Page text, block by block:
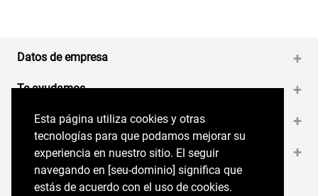
Esta página utiliza cookies y otras
tecnologías para que podamos mejorar su
experiencia en nuestro sitio. El seguir
navegando en perryellis.cl significa que estás
de acuerdo con el uso de cookies.
Esta página utiliza cookies y otras
tecnologías para que podamos mejorar su
experiencia en nuestro sitio. El seguir
navegando en [seu-dominio] significa que
estás de acuerdo con el uso de cookies.
Datos de empresa +
Te ayudamos +
Medios de pago +
Contáctanos +
Síguenos en nuestras RRSS